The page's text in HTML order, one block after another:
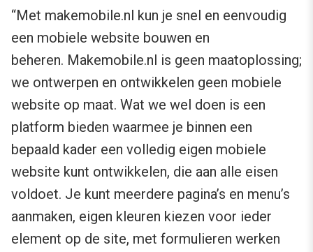
“Met makemobile.nl kun je snel en eenvoudig
een mobiele website bouwen en
beheren. Makemobile.nl is geen maatoplossing;
we ontwerpen en ontwikkelen geen mobiele
website op maat. Wat we wel doen is een
platform bieden waarmee je binnen een
bepaald kader een volledig eigen mobiele
website kunt ontwikkelen, die aan alle eisen
voldoet. Je kunt meerdere pagina’s en menu’s
aanmaken, eigen kleuren kiezen voor ieder
element op de site, met formulieren werken